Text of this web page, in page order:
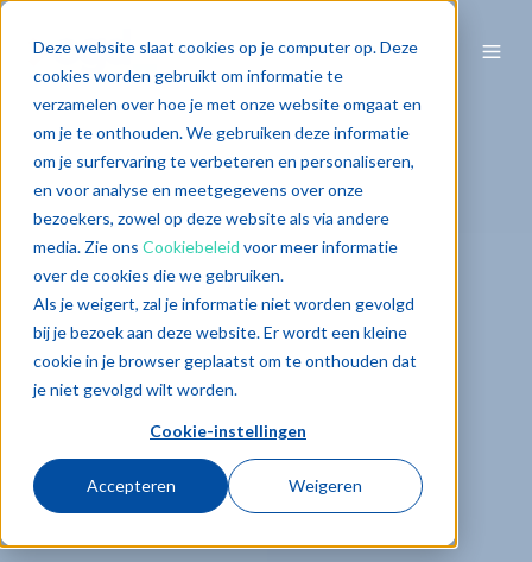
Deze website slaat cookies op je computer op. Deze
cookies worden gebruikt om informatie te
verzamelen over hoe je met onze website omgaat en
om je te onthouden. We gebruiken deze informatie
om je surfervaring te verbeteren en personaliseren,
en voor analyse en meetgegevens over onze
bezoekers, zowel op deze website als via andere
media. Zie ons Cookiebeleid voor meer informatie
over de cookies die we gebruiken.
Als je weigert, zal je informatie niet worden gevolgd
bij je bezoek aan deze website. Er wordt een kleine
cookie in je browser geplaatst om te onthouden dat
je niet gevolgd wilt worden.
Cookie-instellingen
Accepteren Weigeren